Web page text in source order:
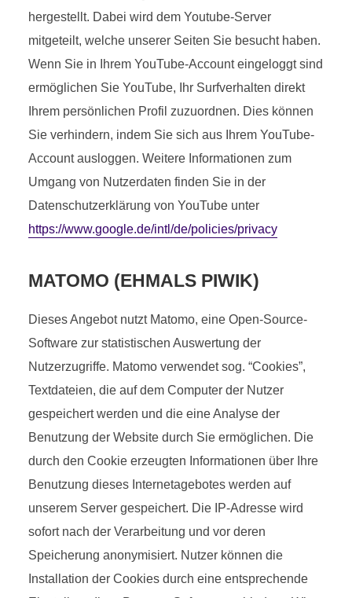
hergestellt. Dabei wird dem Youtube-Server
mitgeteilt, welche unserer Seiten Sie besucht haben.
Wenn Sie in Ihrem YouTube-Account eingeloggt sind
ermöglichen Sie YouTube, Ihr Surfverhalten direkt
Ihrem persönlichen Profil zuzuordnen. Dies können
Sie verhindern, indem Sie sich aus Ihrem YouTube-
Account ausloggen. Weitere Informationen zum
Umgang von Nutzerdaten finden Sie in der
Datenschutzerklärung von YouTube unter
https://www.google.de/intl/de/policies/privacy
MATOMO (EHMALS PIWIK)
Dieses Angebot nutzt Matomo, eine Open-Source-
Software zur statistischen Auswertung der
Nutzerzugriffe. Matomo verwendet sog. “Cookies”,
Textdateien, die auf dem Computer der Nutzer
gespeichert werden und die eine Analyse der
Benutzung der Website durch Sie ermöglichen. Die
durch den Cookie erzeugten Informationen über Ihre
Benutzung dieses Internetagebotes werden auf
unserem Server gespeichert. Die IP-Adresse wird
sofort nach der Verarbeitung und vor deren
Speicherung anonymisiert. Nutzer können die
Installation der Cookies durch eine entsprechende